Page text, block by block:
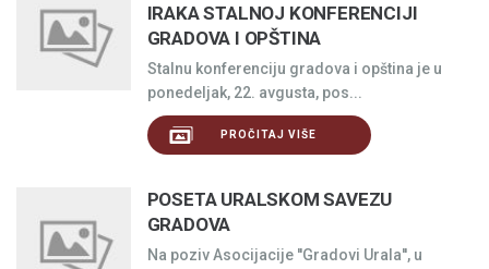
IRAKA STALNOJ KONFERENCIJI
GRADOVA I OPŠTINA
Stalnu konferenciju gradova i opština je u
ponedeljak, 22. avgusta, pos...
PROČITAJ VIŠE
POSETA URALSKOM SAVEZU
GRADOVA
Na poziv Asocijacije ''Gradovi Urala'', u